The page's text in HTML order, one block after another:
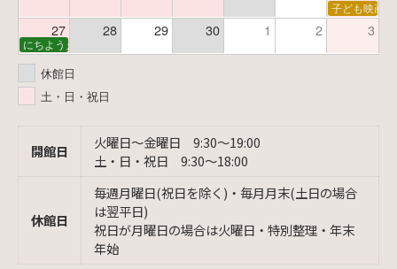
子ども映画会
27 28 29 30 1 2 3
にちようえほん
休館日
土・日・祝日
開館日
火曜日〜金曜日 9:30〜19:00
土・日・祝日 9:30〜18:00
休館日
毎週月曜日(祝日を除く)・毎月月末(土日の場合
は翌平日)
祝日が月曜日の場合は火曜日・特別整理・年末
年始